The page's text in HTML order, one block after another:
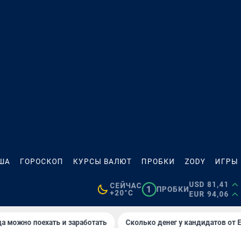
ГОРОСКОП КУРСЫ ВАЛЮТ ПРОБКИ ZODY ИГРЫ
СЕЙЧАС
+20°C
1 ПРОБКИ
USD 81,41
EUR 94,06
можно поехать и заработать Сколько денег у кандидатов от